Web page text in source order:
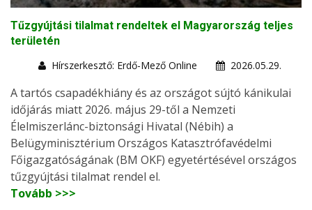
Tűzgyújtási tilalmat rendeltek el Magyarország teljes
területén
Hírszerkesztő: Erdő-Mező Online
2026.05.29.
A tartós csapadékhiány és az országot sújtó kánikulai
időjárás miatt 2026. május 29-től a Nemzeti
Élelmiszerlánc-biztonsági Hivatal (Nébih) a
Belügyminisztérium Országos Katasztrófavédelmi
Főigazgatóságának (BM OKF) egyetértésével országos
tűzgyújtási tilalmat rendel el.
Tovább >>>